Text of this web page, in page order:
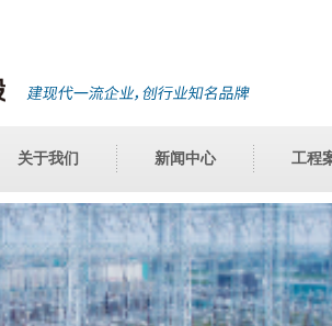
关于我们 新闻中心 工程